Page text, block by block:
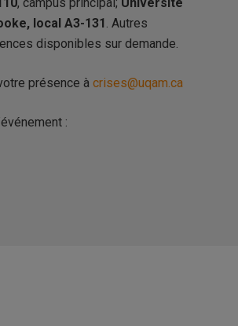
local A3-131 . Autres
disponibles sur demande.
présence à crises@uqam.ca
: